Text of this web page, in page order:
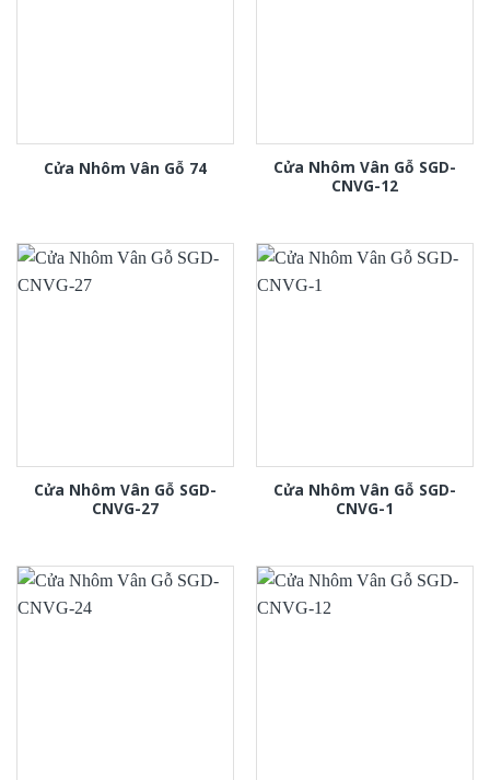
Cửa Nhôm Vân Gỗ 74
Cửa Nhôm Vân Gỗ SGD-
CNVG-12
Cửa Nhôm Vân Gỗ SGD-
CNVG-27
Cửa Nhôm Vân Gỗ SGD-
CNVG-1